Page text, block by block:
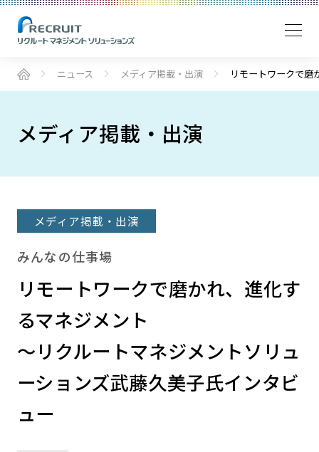
ニュース メディア掲載・出演 リモートワークで
メディア掲載・出演
メディア掲載・出演
みんなの仕事場
リモートワークで磨かれ、進化す
るマネジメント
～リクルートマネジメントソリュ
ーションズ武藤久美子氏インタビ
ュー